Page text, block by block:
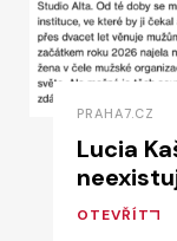
PRAHA7.CZ
Lucia
OTEVŘÍT